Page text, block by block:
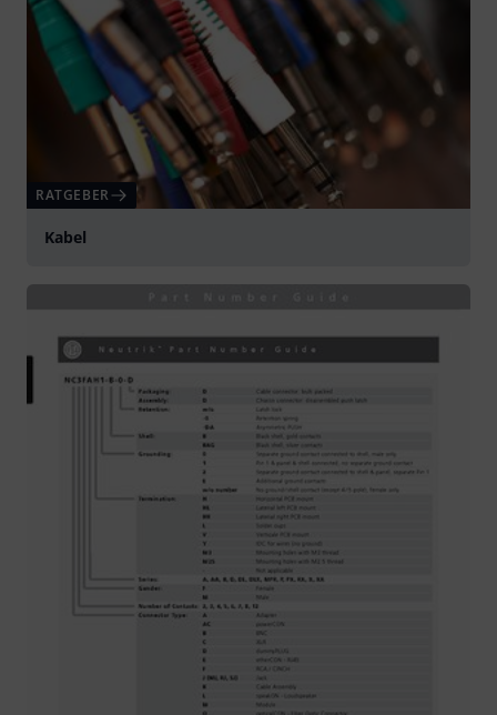
RATGEBER
Kabel